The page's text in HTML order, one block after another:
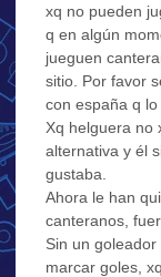
xq no pueden
q en algún
jueguen
sitio. Por favor
con españa q
Xq helguera no
alternativa y él
gustaba.
Ahora le han
canteranos,
Sin un
marcar goles,